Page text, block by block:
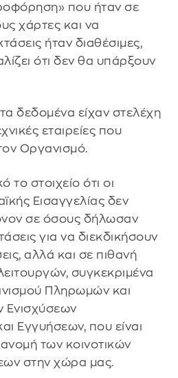
που ήταν σε
χάρτες και να
ήταν διαθέσιμες,
ότι δεν θα υπάρξουν
δεδομένα είχαν στελέχη
εταιρείες που
Οργανισμό.
το στοιχείο ότι οι
Εισαγγελίας δεν
σε όσους δήλωσαν
για να διεκδικήσουν
αλλά και σε πιθανή
συγκεκριμένα
Πληρωμών και
Ενισχύσεων
Εγγυήσεων, που είναι
των κοινοτικών
στην χώρα μας.